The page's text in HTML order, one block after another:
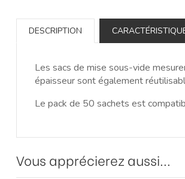
DESCRIPTION
Les sacs de mise sous-vide
épaisseur sont également
Le pack de 50 sachets est
Vous apprécierez aussi...